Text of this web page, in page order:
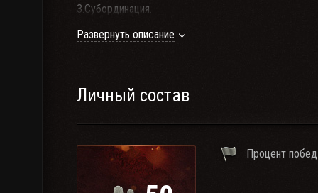
3.Субординация.
5.Дисциплинированность.
Прочие критерии к кандидатам:
2. % побед - 51+
- ТТ: t95/fv4201 chieftain, S.Conqueror, Об. 260, Об.
Развернуть описание
Личный состав
Процент побед